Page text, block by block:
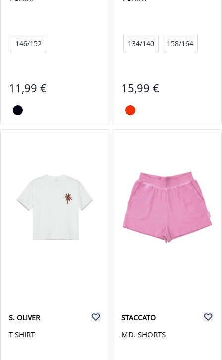
146/152
11,99 €
134/140 158/164
15,99 €
S. OLIVER
T-SHIRT
STACCATO
MD.-SHORTS